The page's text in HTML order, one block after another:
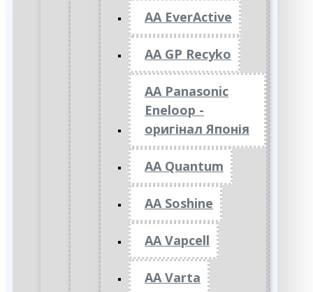
AA EverActive
AA GP Recyko
AA Panasonic
Eneloop -
оригінал Японія
AA Quantum
AA Soshine
AA Vapcell
AA Varta